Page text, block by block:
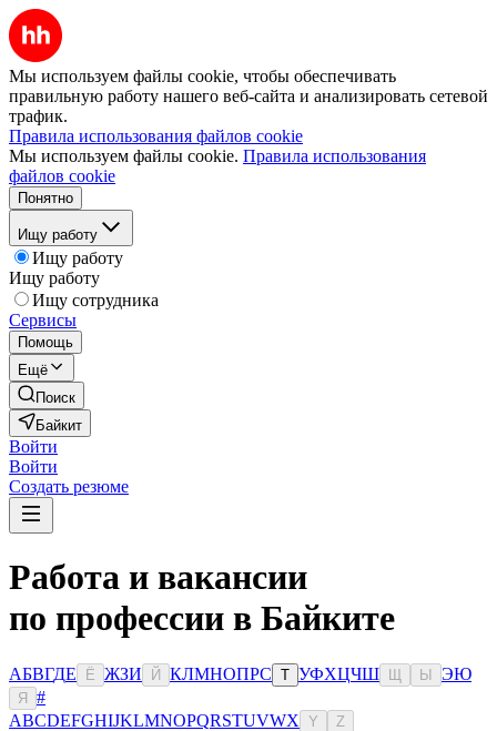
Мы используем файлы cookie, чтобы обеспечивать
правильную работу нашего веб-сайта и анализировать сетевой
трафик.
Правила использования файлов cookie
Мы используем файлы cookie. Правила использования
файлов cookie
Понятно
Ищу работу
Ищу работу
Ищу работу
Ищу сотрудника
Сервисы
Помощь
Ещё
Поиск
Байкит
Войти
Войти
Создать резюме
Работа и вакансии
по профессии в Байките
АБВГДЕ Ё ЖЗИ Й КЛМНОПРС Т УФХЦЧШ Ы ЭЮ
Я
#
ABCDEFGHIJKLMNOPQRSTUVWX Y Z